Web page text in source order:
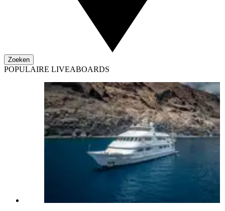
Zoeken
POPULAIRE LIVEABOARDS